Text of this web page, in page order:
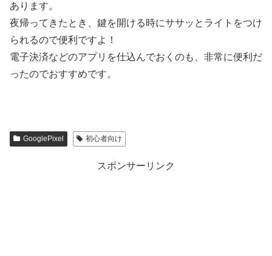
あります。
夜帰ってきたとき、鍵を開ける時にササッとライトをつけ
られるので便利ですよ！
電子決済などのアプリを仕込んでおくのも、非常に便利だ
ったのでおすすめです。
GooglePixel 初心者向け
スポンサーリンク